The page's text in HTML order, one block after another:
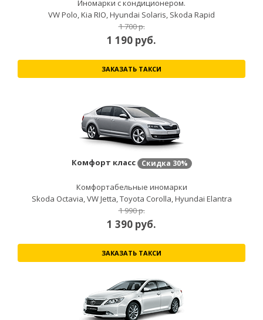
Иномарки с кондиционером.
VW Polo, Kia RIO, Hyundai Solaris, Skoda Rapid
1 700 р.
1 190 руб.
ЗАКАЗАТЬ ТАКСИ
Комфорт класс Скидка 30%
Комфортабельные иномарки
Skoda Octavia, VW Jetta, Toyota Corolla, Hyundai Elantra
1 990 р.
1 390 руб.
ЗАКАЗАТЬ ТАКСИ